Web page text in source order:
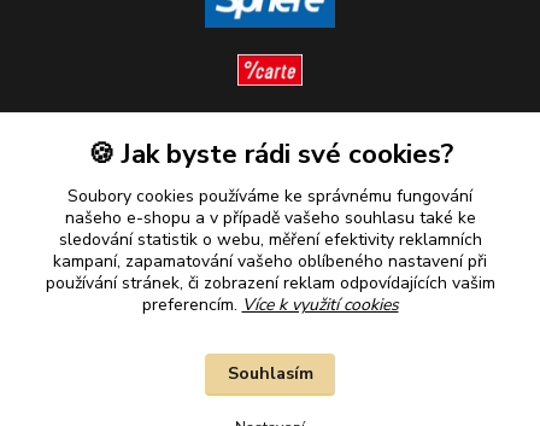
Sledujte nás
Plaťte u nás bezpečně
🍪 Jak byste rádi své cookies?
Soubory cookies používáme ke správnému fungování
našeho e-shopu a v případě vašeho souhlasu také ke
sledování statistik o webu, měření efektivity reklamních
kampaní, zapamatování vašeho oblíbeného nastavení při
používání stránek, či zobrazení reklam odpovídajících vašim
preferencím. Více k využití cookies
Souhlasím